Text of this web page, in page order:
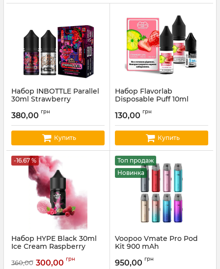
Набор INBOTTLE Parallel
30ml Strawberry
Артикул:INBOTTLE68
380,00 грн
Купить
Набор Flavorlab
Disposable Puff 10ml
Артикул: fl96
130,00 грн
Купить
-16.67 %
Набор HYPE Black 30ml
Ice Сream Raspberry
360,00 300,00 грн
Топ продаж
Новинка
Voopoo Vmate Pro Pod
Kit 900 mAh
950,00 грн